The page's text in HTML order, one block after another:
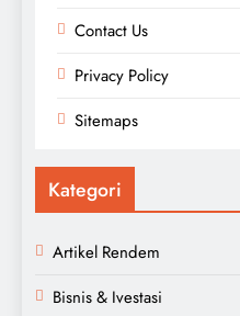
Contact Us
Privacy Policy
Sitemaps
Kategori
Artikel Rendem
Bisnis & Ivestasi